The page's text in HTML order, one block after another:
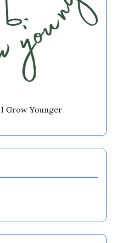
I Grow Younger